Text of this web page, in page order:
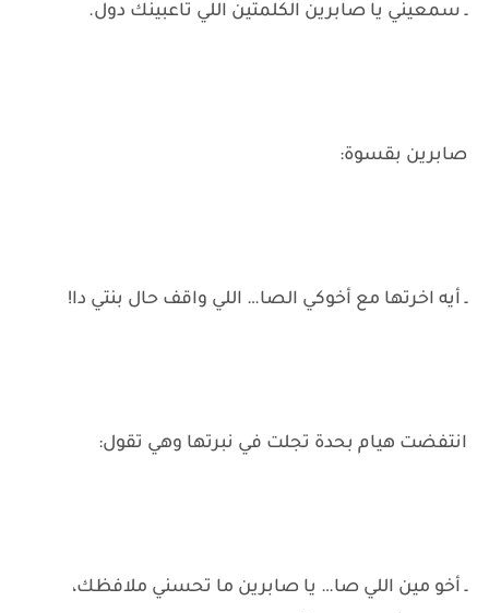
ـ سمعيني يا صابرين الكلمتين اللي تاعبينك دول.
صابرين بقسوة:
ـ أيه اخرتها مع أخوكي الصا… اللي واقف حال بنتي دا!
انتفضت هيام بحدة تجلت في نبرتها وهي تقول:
ـ أخو مين اللي صا… يا صابرين ما تحسني ملافظك،